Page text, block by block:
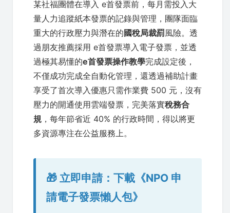
某社福團體在導入 e首發票前，每月需投入大
量人力追蹤紙本發票的記錄與管理，團隊面臨
重大的行政壓力與潛在的 國稅局裁罰風險。透
過朋友推薦採用 e首發票導入電子發票，並透
過極其易懂的e首發票操作教學完成設定後，
不僅成功完成全自動化管理，還透過補助計畫
享受了首次導入優惠只需作業費 500 元，沒有
壓力的開通使用雲端發票，完美落實稅務合
規 ，每年節省近 40% 的行政時間，得以將更
多資源專注在公益服務上。
🎁 立即申請：下載《NPO 申
請電子發票懶人包》